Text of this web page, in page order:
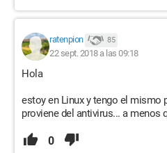
ratenpion 85
22 sept. 2018 a las 09:18
Hola
estoy en Linux y tengo el mismo
proviene del antivirus... a menos
0